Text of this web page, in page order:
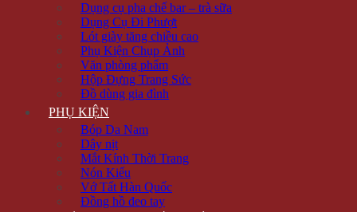
Dụng cụ pha chế bar – trà sữa
Dụng Cụ Đi Phượt
Lót giày tăng chiều cao
Phụ Kiện Chụp Ảnh
Văn phòng phẩm
Hộp Đựng Trang Sức
Đồ dùng gia đình
PHỤ KIỆN
Bóp Da Nam
Dây nịt
Mắt Kính Thời Trang
Nón Kiểu
Vớ Tất Hàn Quốc
Đồng hồ đeo tay